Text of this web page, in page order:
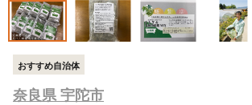
おすすめ自治体
奈良県 宇陀市